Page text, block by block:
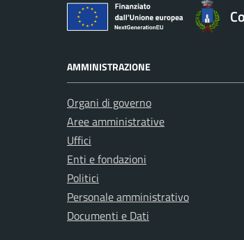
AMMINISTRAZIONE
Organi di governo
Aree amministrative
Uffici
Enti e fondazioni
Politici
Personale amministrativo
Documenti e Dati